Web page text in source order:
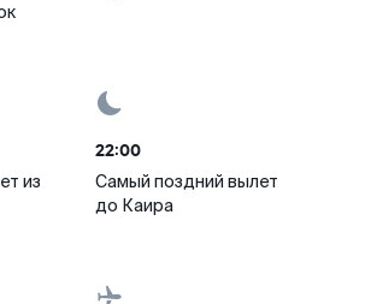
из
22:00
Самый поздний вылет
до Каира